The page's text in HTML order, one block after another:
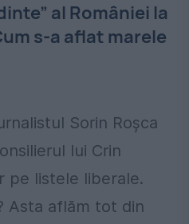
al României la
s-a aflat marele
Sorin Roșca
lui Crin
pe listele liberale.
Asta aflăm tot din